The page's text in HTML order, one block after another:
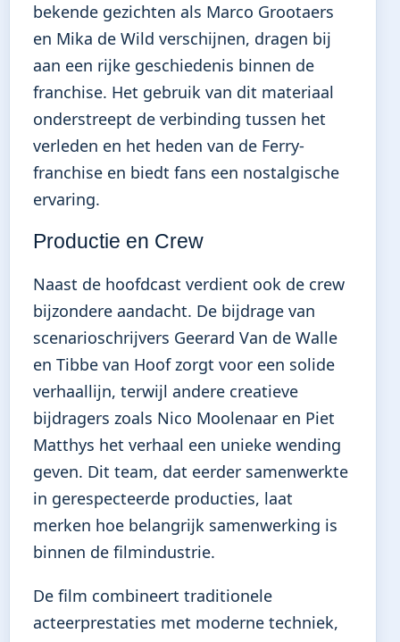
bekende gezichten als Marco Grootaers
en Mika de Wild verschijnen, dragen bij
aan een rijke geschiedenis binnen de
franchise. Het gebruik van dit materiaal
onderstreept de verbinding tussen het
verleden en het heden van de Ferry-
franchise en biedt fans een nostalgische
ervaring.
Productie en Crew
Naast de hoofdcast verdient ook de crew
bijzondere aandacht. De bijdrage van
scenarioschrijvers Geerard Van de Walle
en Tibbe van Hoof zorgt voor een solide
verhaallijn, terwijl andere creatieve
bijdragers zoals Nico Moolenaar en Piet
Matthys het verhaal een unieke wending
geven. Dit team, dat eerder samenwerkte
in gerespecteerde producties, laat
merken hoe belangrijk samenwerking is
binnen de filmindustrie.
De film combineert traditionele
acteerprestaties met moderne techniek,